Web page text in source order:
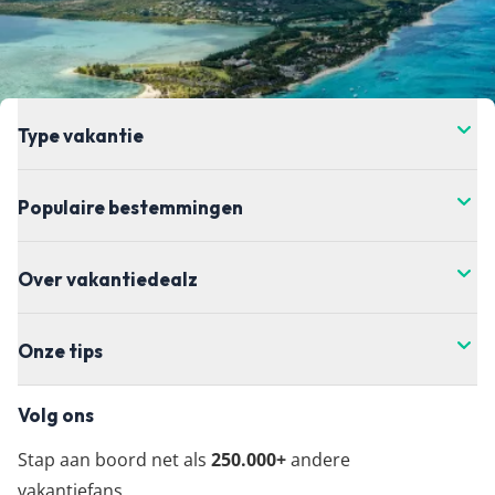
de prijs verandert. Dit kan hoger of lager zijn,
helaas hebben wij daar geen controle over. Voor
de meest actuele vanaf-prijs kun je het beste
doorklikken naar de aanbieder waar je je vakantie
wil boeken.
Type vakantie
Populaire bestemmingen
Over vakantiedealz
Onze tips
Volg ons
Stap aan boord net als 250.000+andere